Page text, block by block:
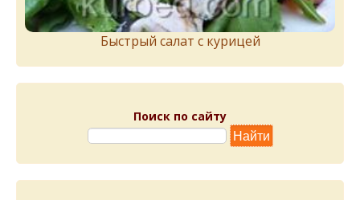
Быстрый салат с курицей
Поиск по сайту